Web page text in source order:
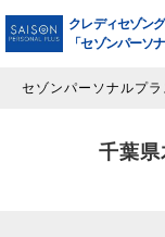
クレディセゾン
「セゾンパーソ
セゾンパーソナルプラ
千葉